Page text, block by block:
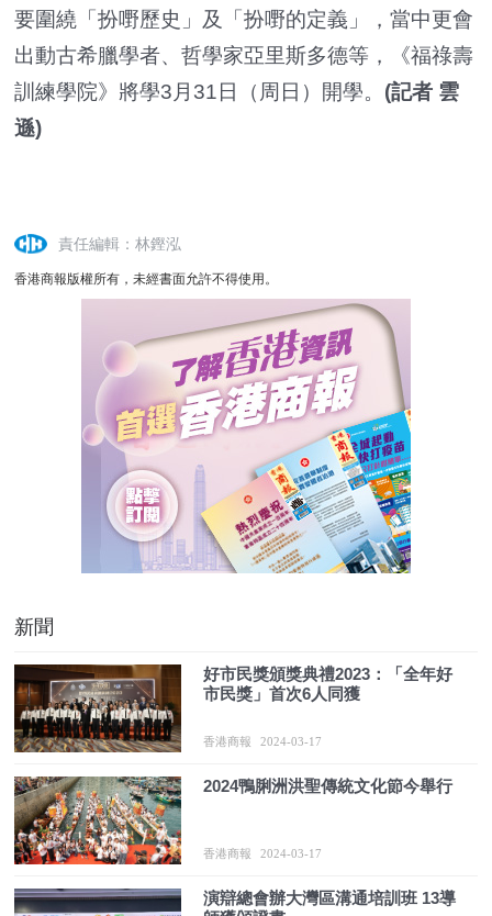
要圍繞「扮嘢歷史」及「扮嘢的定義」，當中更會
出動古希臘學者、哲學家亞里斯多德等，《福祿壽
訓練學院》將學3月31日（周日）開學。 (記者 雲
遜)
責任編輯：林鏗泓
香港商報版權所有，未經書面允許不得使用。
新聞
​好市民獎頒獎典禮2023：「全年好
市民獎」首次6人同獲
香港商報 2024-03-17
2024鴨脷洲洪聖傳統文化節今舉行
香港商報 2024-03-17
演辯總會辦大灣區溝通培訓班 13導